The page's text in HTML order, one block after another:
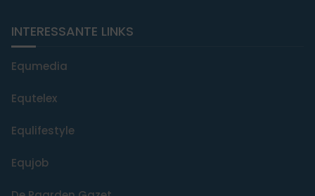
INTERESSANTE LINKS
Equmedia
Equtelex
Equlifestyle
Equjob